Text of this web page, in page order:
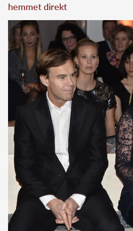
hemmet direkt